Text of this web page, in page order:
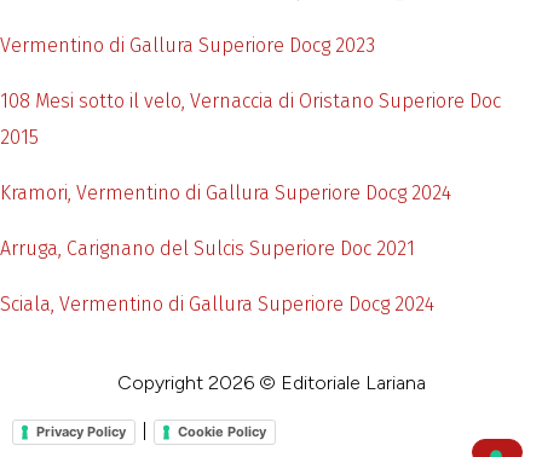
Vermentino di Gallura Superiore Docg 2023
108 Mesi sotto il velo, Vernaccia di Oristano Superiore Doc
2015
Kramori, Vermentino di Gallura Superiore Docg 2024
Arruga, Carignano del Sulcis Superiore Doc 2021
Sciala, Vermentino di Gallura Superiore Docg 2024
Copyright 2026 © Editoriale Lariana
Privacy Policy Cookie Policy